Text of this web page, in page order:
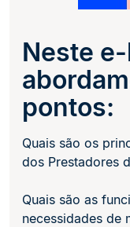
Neste
pontos:
Quais são os
dos Prestadores
Quais são as
necessidades de